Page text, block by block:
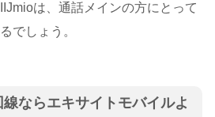
は、通話メインの方にとって
でしょう。
ならエキサイトモバイルよ